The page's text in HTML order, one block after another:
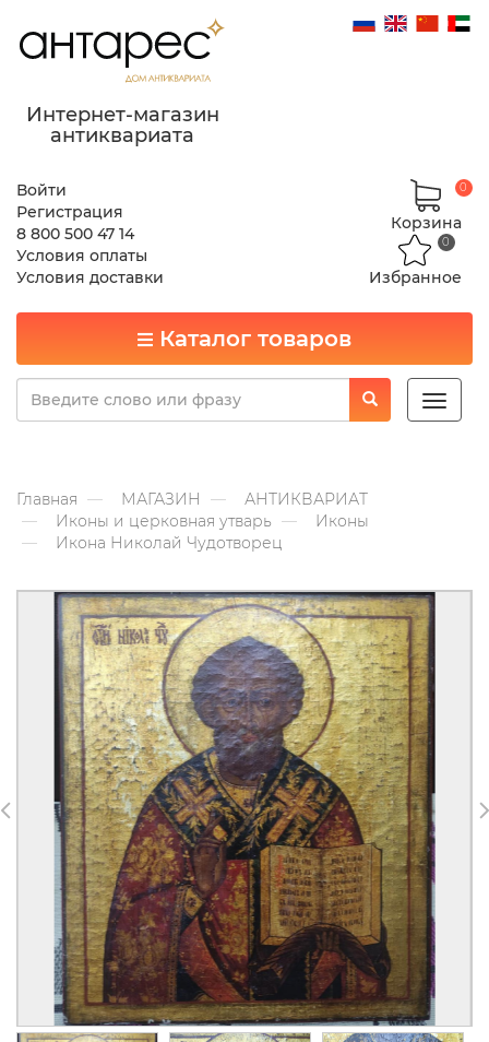
Интернет-магазин
антиквариата
Войти
Регистрация
8 800 500 47 14
Условия оплаты
Условия доставки
Корзина
0
Избранное
0
Каталог товаров
Toggle
Главная МАГАЗИН
АНТИКВАРИАТ
Иконы и церковная утварь
Иконы
Икона Николай Чудотворец